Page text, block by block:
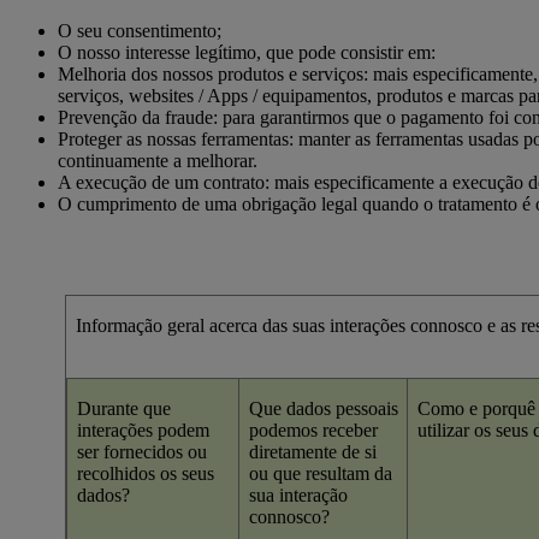
O seu consentimento;
O nosso interesse legítimo, que pode consistir em:
Melhoria dos nossos produtos e serviços: mais
serviços, websites / Apps / equipamentos, produtos e marcas
Prevenção da fraude: para garantirmos que o pagamento foi
Proteger as nossas ferramentas: manter as ferramentas
continuamente a melhorar.
A execução de um contrato: mais especificamente a execução
O cumprimento de uma obrigação legal quando o tratamento
Informação geral acerca das suas interações connosco e as
Durante que
interações podem
ser fornecidos ou
recolhidos os seus
dados?
Que dados pessoais
podemos receber
diretamente de si
ou que resultam da
sua interação
connosco?
Como e porquê
utilizar os seus